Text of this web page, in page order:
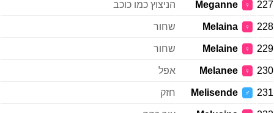
227
♀
Meganne הניצוץ כמו כוכב
228
♀
Melaina שחור
229
♀
Melaine שחור
230
♀
Melanee אפל
231
♂
Melisende חזק